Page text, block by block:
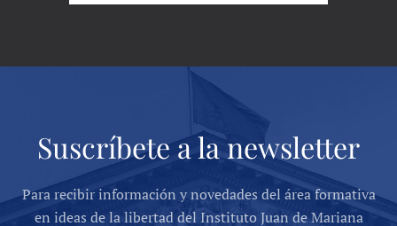
Suscríbete a la newsletter
Para recibir información y novedades del área formativa
en ideas de la libertad del Instituto Juan de Mariana